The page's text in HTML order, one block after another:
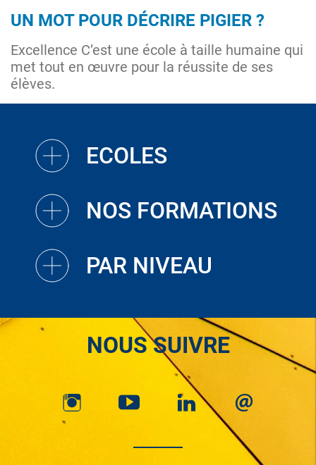
UN MOT POUR DÉCRIRE PIGIER ?
Excellence C’est une école à taille humaine qui
met tout en œuvre pour la réussite de ses
élèves.
ECOLES
NOS FORMATIONS
PAR NIVEAU
NOUS SUIVRE